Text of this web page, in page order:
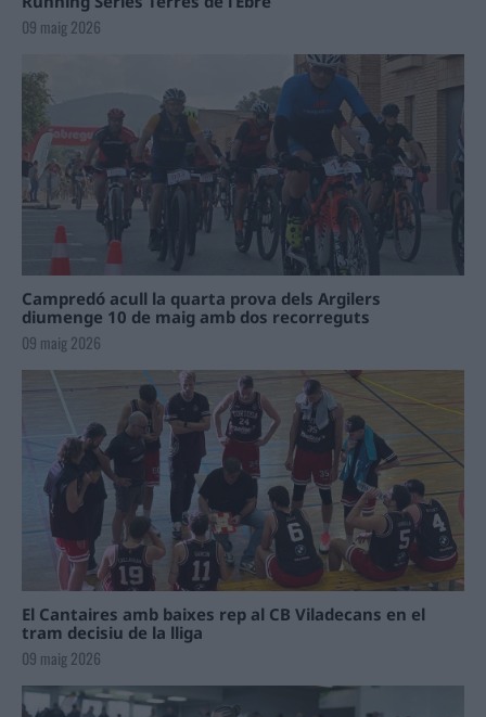
09 maig 2026
Campredó acull la quarta prova dels Argilers
diumenge 10 de maig amb dos recorreguts
09 maig 2026
El Cantaires amb baixes rep al CB Viladecans en el
tram decisiu de la lliga
09 maig 2026